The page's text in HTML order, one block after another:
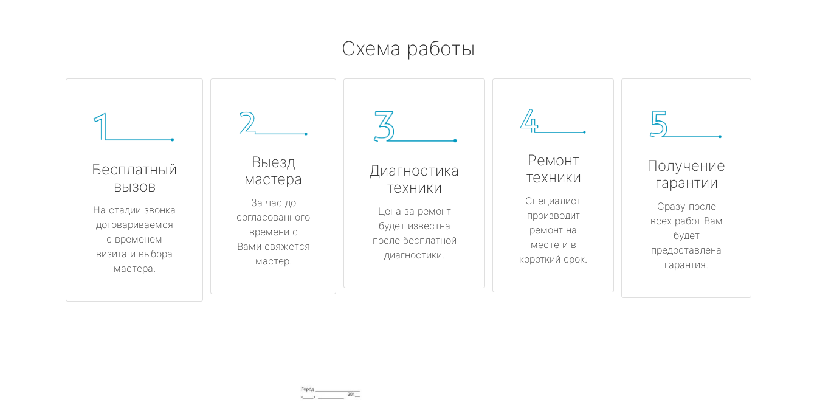
Схема работы
Бесплатный
вызов
На стадии звонка
договариваемся
с временем
визита и выбора
мастера.
Выезд
мастера
За час до
согласованного
времени с
Вами свяжется
мастер.
Диагностика
техники
Цена за ремонт
будет известна
после бесплатной
диагностики.
Ремонт
техники
Специалист
производит
ремонт на
месте и в
короткий срок.
Получение
гарантии
Сразу после
всех работ Вам
будет
предоставлена
гарантия.